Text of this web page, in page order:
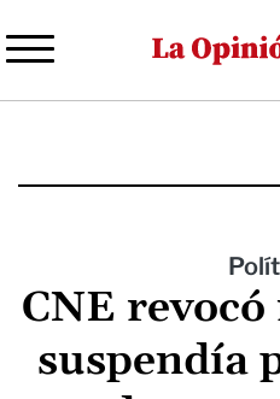
CNE
suspendía